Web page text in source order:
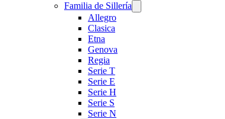
Familia de Sillería
Allegro
Clasica
Etna
Genova
Regia
Serie T
Serie E
Serie H
Serie S
Serie N